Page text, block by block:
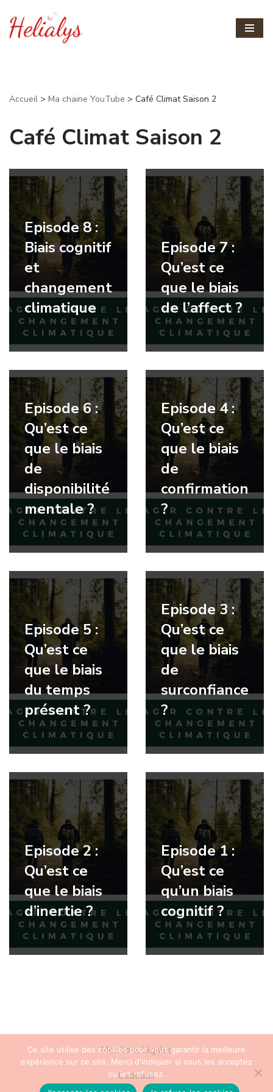
Aller
Accueil > Ma chaine YouTube > Café Climat Saison 2
Café Climat Saison 2
Episode 8 :
Biais cognitif
et
changement
climatique
Episode 7 :
Qu’est ce
que le biais
de l’affect ?
Episode 6 :
Qu’est ce
que le biais
de
disponibilité
mentale ?
Episode 4 :
Qu’est ce
que le biais
de
confirmation
?
Episode 5 :
Qu’est ce
que le biais
du temps
présent ?
Episode 3 :
Qu’est ce
que le biais
de
surconfiance
?
Episode 2 :
Qu’est ce
que le biais
d’inertie ?
Episode 1 :
Qu’est ce
qu’un biais
cognitif ?
Mentions légales
Cadeaux
Ce site utilise des cookies pour vous garantir la meilleure
expérience sur ce site. Merci d'indiquer si vous les acceptez
ou les refusez.